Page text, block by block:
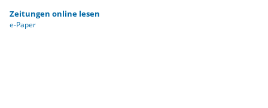
Zeitungen online lesen
e-Paper